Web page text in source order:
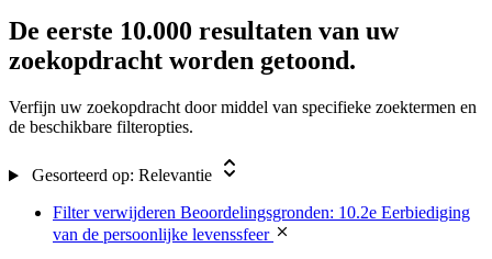
buiten verzoek (664)
5.1.2e Eerbiediging van de persoonlijke levenssfeer
10.1d Bijzondere persoonsgegevens (222)
10.1b Veiligheid van de Staat (30)
10.2c Opsporing en vervolging van strafbare feiten (26)
10.2d Inspectie, controle en toezicht door bestuursorganen
10.1.c (15)
10.1a Eenheid van de Kroon
(15)
10.2.g (15)
10.2.f (2)
De eerste 10.000 resultaten van uw
zoekopdracht worden getoond.
Verfijn uw zoekopdracht door middel van specifieke zoektermen en
de beschikbare filteropties.
Gesorteerd op: Relevantie
Filter verwijderen Beoordelingsgronden: 10.2e Eerbiediging
van de persoonlijke levenssfeer